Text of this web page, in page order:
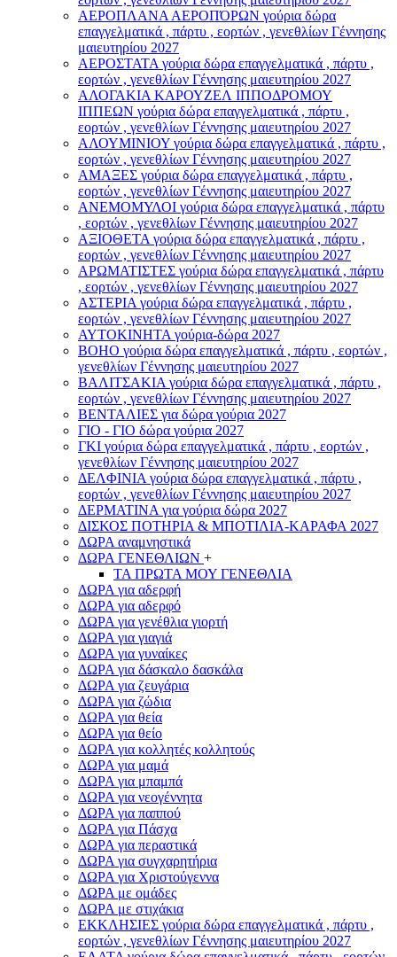
ΑΕΡΟΠΛΑΝΑ ΑΕΡΟΠΌΡΩΝ γούρια δώρα
επαγγελματικά , πάρτυ , εορτών , γενεθλίων Γέννησης
μαιευτηρίου 2027
ΑΕΡΟΣΤΑΤΑ γούρια δώρα επαγγελματικά , πάρτυ ,
εορτών , γενεθλίων Γέννησης μαιευτηρίου 2027
ΑΛΟΓΑΚΙΑ ΚΑΡΟΥΖΕΛ ΙΠΠΟΔΡΟΜΟΥ
ΙΠΠΕΩΝ γούρια δώρα επαγγελματικά , πάρτυ ,
εορτών , γενεθλίων Γέννησης μαιευτηρίου 2027
ΑΛΟΥΜΙΝΙΟΥ γούρια δώρα επαγγελματικά , πάρτυ ,
εορτών , γενεθλίων Γέννησης μαιευτηρίου 2027
ΑΜΑΞΕΣ γούρια δώρα επαγγελματικά , πάρτυ ,
εορτών , γενεθλίων Γέννησης μαιευτηρίου 2027
ΑΝΕΜΟΜΥΛΟI γούρια δώρα επαγγελματικά , πάρτυ
, εορτών , γενεθλίων Γέννησης μαιευτηρίου 2027
ΑΞΙΟΘΕΤΑ γούρια δώρα επαγγελματικά , πάρτυ ,
εορτών , γενεθλίων Γέννησης μαιευτηρίου 2027
ΑΡΩΜΑΤΙΣΤΕΣ γούρια δώρα επαγγελματικά , πάρτυ
, εορτών , γενεθλίων Γέννησης μαιευτηρίου 2027
ΑΣΤΕΡIA γούρια δώρα επαγγελματικά , πάρτυ ,
εορτών , γενεθλίων Γέννησης μαιευτηρίου 2027
ΑΥΤΟΚΙΝΗΤΑ γούρια-δώρα 2027
ΒOHO γούρια δώρα επαγγελματικά , πάρτυ , εορτών ,
γενεθλίων Γέννησης μαιευτηρίου 2027
ΒΑΛΙΤΣΑΚΙΑ γούρια δώρα επαγγελματικά , πάρτυ ,
εορτών , γενεθλίων Γέννησης μαιευτηρίου 2027
ΒΕΝΤΑΛΙΕΣ για δώρα γούρια 2027
ΓΙΟ - ΓΙΟ δώρα γούρια 2027
ΓΚΙ γούρια δώρα επαγγελματικά , πάρτυ , εορτών ,
γενεθλίων Γέννησης μαιευτηρίου 2027
ΔΕΛΦΙΝΙΑ γούρια δώρα επαγγελματικά , πάρτυ ,
εορτών , γενεθλίων Γέννησης μαιευτηρίου 2027
ΔΕΡΜΑΤΙΝΑ για γούρια δώρα 2027
ΔΙΣΚΟΣ ΠΟΤΗΡΙΑ & ΜΠΟΤΙΛΙΑ-ΚΑΡΑΦΑ 2027
ΔΩΡΑ αναμνηστικά
ΔΩΡΑ ΓΕΝΕΘΛΙΩΝ +
ΤΑ ΠΡΩΤΑ ΜΟΥ ΓΕΝΕΘΛΙΑ
ΔΩΡΑ για αδερφή
ΔΩΡΑ για αδερφό
ΔΩΡΑ για γενέθλια γιορτή
ΔΩΡΑ για γιαγιά
ΔΩΡΑ για γυναίκες
ΔΩΡΑ για δάσκαλο δασκάλα
ΔΩΡΑ για ζευγάρια
ΔΩΡΑ για ζώδια
ΔΩΡΑ για θεία
ΔΩΡΑ για θείο
ΔΩΡΑ για κολλητές κολλητούς
ΔΩΡΑ για μαμά
ΔΩΡΑ για μπαμπά
ΔΩΡΑ για νεογέννητα
ΔΩΡΑ για παππού
ΔΩΡΑ για Πάσχα
ΔΩΡΑ για περαστικά
ΔΩΡΑ για συγχαρητήρια
ΔΩΡΑ για Χριστούγεννα
ΔΩΡΑ με ομάδες
ΔΩΡΑ με στιχάκια
ΕΚΚΛΗΣΙΕΣ γούρια δώρα επαγγελματικά , πάρτυ ,
εορτών , γενεθλίων Γέννησης μαιευτηρίου 2027